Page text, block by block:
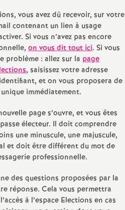
d
e
s
E
n
s
e
i
vous avez dû recevoir, sur votre
contenant un lien à usage
Si vous n’avez pas encore
on vous dit tout ici. Si vous
problème : allez sur la page
, saisissez votre adresse
et on vous proposera de
immédiatement.
page s’ouvre, et vous êtes
électeur. Il doit comprendre
une minuscule, une majuscule,
et doit être différent du mot de
professionnelle.
des questions proposées par la
réponse. Cela vous permettra
à l’espace Elections en cas